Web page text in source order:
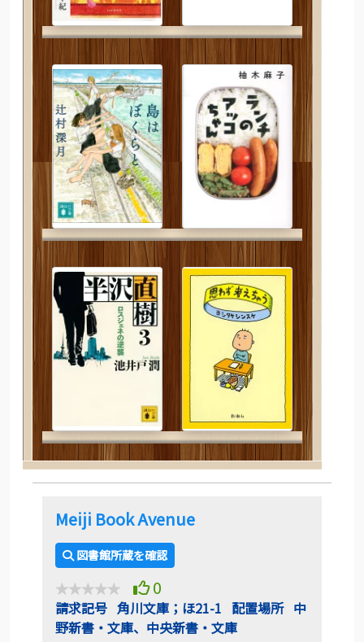
Meiji Book Avenue
図書館所蔵を確認
0
請求記号 角川文庫；ほ21-1 配置場所中
野新書・文庫、中央新書・文庫